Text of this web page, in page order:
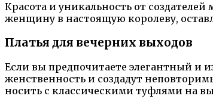
Красота и уникальность от
женщину в настоящую королеву,
Платья для вечерних выходов
Если вы предпочитаете элегантный и
женственность и создадут
носить с классическими туфлями на